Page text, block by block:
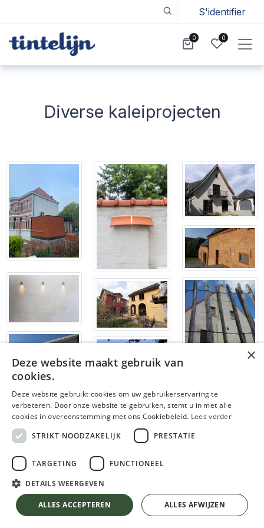
S'identifier
0 0
Diverse kaleiprojecten
×
Deze website maakt gebruik van
cookies.
Deze website gebruikt cookies om uw gebruikerservaring te
verbeteren. Door onze website te gebruiken, stemt u in met alle
cookies in overeenstemming met ons Cookiebeleid. Lees verder
STRIKT NOODZAKELIJK
PRESTATIE
TARGETING FUNCTIONEEL
DETAILS WEERGEVEN
ALLES ACCEPTEREN ALLES AFWIJZEN